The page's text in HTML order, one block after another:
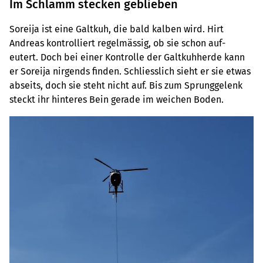
Im Schlamm stecken geblieben
Soreija ist eine Galtkuh, die bald kalben wird. Hirt
Andreas kontrolliert regelmässig, ob sie schon auf-
eutert. Doch bei einer Kontrolle der Galtkuhherde kann
er Soreija nirgends finden. Schliesslich sieht er sie etwas
abseits, doch sie steht nicht auf. Bis zum Sprunggelenk
steckt ihr hinteres Bein gerade im weichen Boden.